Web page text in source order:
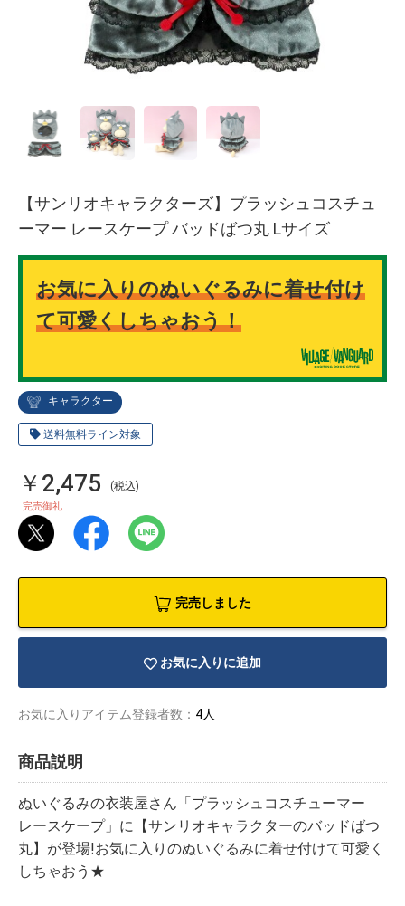
キャラクター
送料無料ライン対象
【サンリオキャラクターズ】プラッシュコスチュ
ーマー レースケープ バッドばつ丸 Lサイズ
お気に入りのぬいぐるみに着せ付け
て可愛くしちゃおう！
￥2,475 (税込)
完売御礼
完売しました
お気に入りに追加
お気に入りアイテム登録者数： 4人
商品説明
ぬいぐるみの衣装屋さん「プラッシュコスチューマー
レースケープ」に【サンリオキャラクターのバッドばつ
丸】が登場!お気に入りのぬいぐるみに着せ付けて可愛く
しちゃおう★